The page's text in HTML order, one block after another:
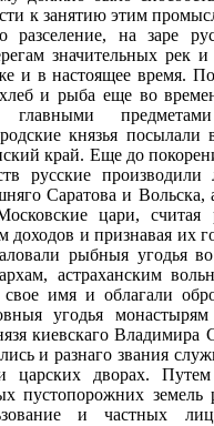
к занятию этим
разселение, на заре
значительных рек
и в настоящее время. По
и рыба еще во
князья посылали
край. Еще до
русские
Саратова и
цари, считая
и признавая их
рыбныя угодья
астраханским
имя и облагали
угодья
киевскаго Владимира
и разнаго звания
царских дворах.
пустопорожних
и частных лиц